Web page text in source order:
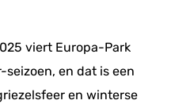
viert Europa-Park
seizoen, en dat is een
en winterse